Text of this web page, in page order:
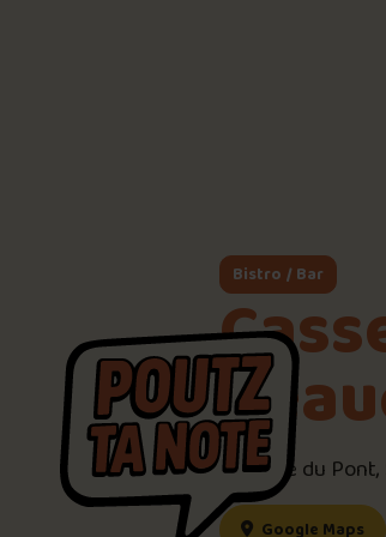
Bistro / Bar
357 Rue du
Google Maps